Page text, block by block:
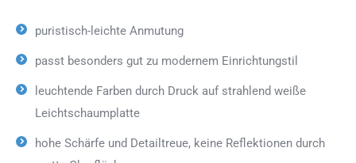
puristisch-leichte Anmutung
passt besonders gut zu modernem Einrichtungstil
leuchtende Farben durch Druck auf strahlend weiße
Leichtschaumplatte
hohe Schärfe und Detailtreue, keine Reflektionen durch